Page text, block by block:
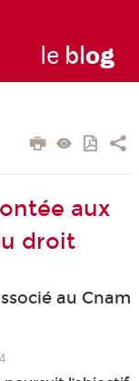
le blog
aux
droit
au Cnam